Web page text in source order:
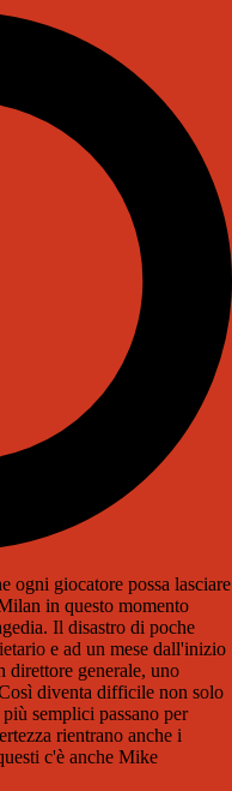
ogni giocatore possa lasciare
in questo momento
Il disastro di poche
e ad un mese dall'inizio
direttore generale, uno
diventa difficile non solo
semplici passano per
rientrano anche i
c'è anche Mike